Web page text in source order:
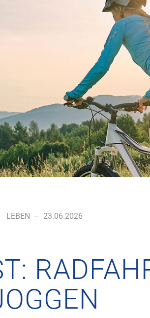
LEBEN – 23.06.2026